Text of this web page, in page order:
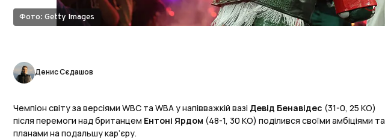
Фото: Getty Images
Денис Сєдашов
Чемпіон світу за версіями WBC та WBA у напівважкій вазі Девід Бенавідес (31-0, 25 КО)
після перемоги над британцем Ентоні Ярдом (48-1, 30 КО) поділився своїми амбіціями та
планами на подальшу кар’єру.